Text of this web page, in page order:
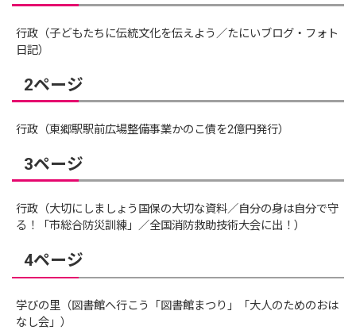
行政（子どもたちに伝統文化を伝えよう／たにいブログ・フォト
日記）
2ページ
行政（東郷駅駅前広場整備事業かのこ債を2億円発行）
3ページ
行政（大切にしましょう国保の大切な資料／自分の身は自分で守
る！「市総合防災訓練」／全国消防救助技術大会に出！）
4ページ
学びの里（図書館へ行こう「図書館まつり」「大人のためのおは
なし会」）